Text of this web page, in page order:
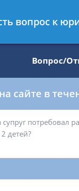
Вопрос/
сайте в
вопрос к